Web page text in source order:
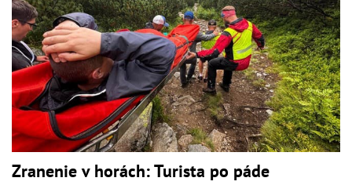
Zranenie v horách: Turista po páde